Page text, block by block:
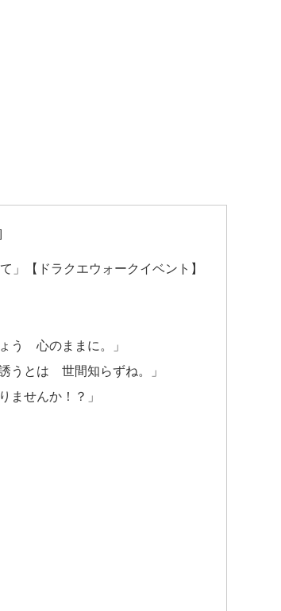
【ドラクエウォークイベント】
う 心のままに。」
うとは 世間知らずね。」
ませんか！？」